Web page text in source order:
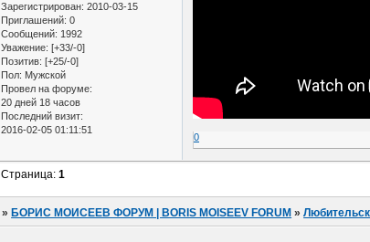
Зарегистрирован: 2010-03-15
Приглашений: 0
Сообщений: 1992
Уважение: [+33/-0]
Позитив: [+25/-0]
Пол: Мужской
Провел на форуме:
20 дней 18 часов
Последний визит:
2016-02-05 01:11:51
0
Страница:1
»БОРИС МОИСЕЕВ ФОРУМ | BORIS MOISEEV FORUM »